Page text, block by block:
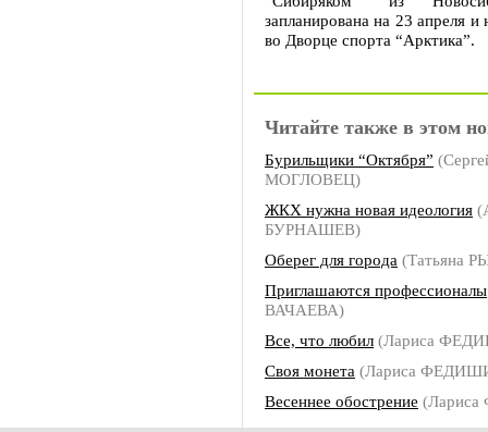
запланирована на 23 апреля и
во Дворце спорта “Арктика”.
Читайте также в этом
Бурильщики “Октября”
МОГЛОВЕЦ)
ЖКХ нужна новая идеология
БУРНАШЕВ)
Оберег для города (Татьяна
Приглашаются профессионалы
ВАЧАЕВА)
Все, что любил (Лариса
Своя монета (Лариса
Весеннее обострение